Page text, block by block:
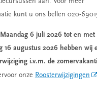
kunt u ons bellen 020-
6 juli 2026 tot en met
16 augustus 2026 hebben wij
i.v.m. de
onze Roosterwijzigingen